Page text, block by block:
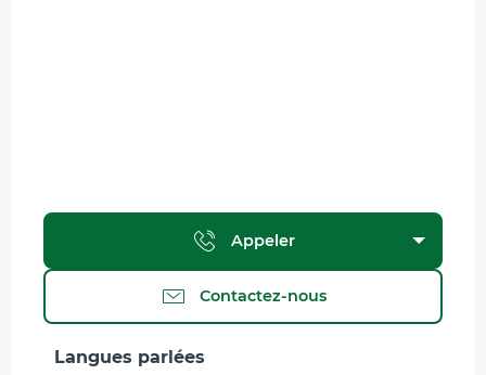
Appeler
Contactez-nous
Langues parlées
Langues parlées